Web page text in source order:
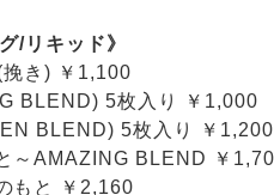
/リキッド》
き) ￥1,100
BLEND) 5枚入り ￥1,000
BLEND) 5枚入り ￥1,200
～AMAZING BLEND ￥
もと ￥2,160